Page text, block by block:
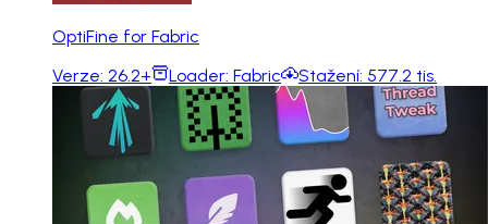
OptiFine for Fabric
Verze: 26.2+ Loader: Fabric Stažení: 577.2 tis.